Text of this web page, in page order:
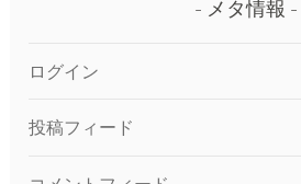
メタ情報
ログイン
投稿フィード